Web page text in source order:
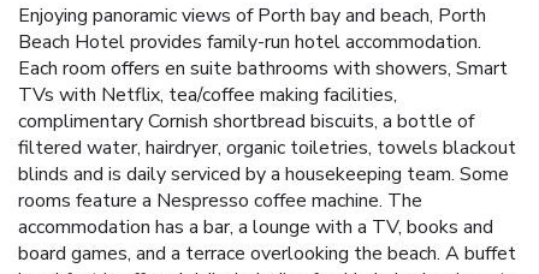
Enjoying panoramic views of Porth bay and beach, Porth
Beach Hotel provides family-run hotel accommodation.
Each room offers en suite bathrooms with showers, Smart
TVs with Netflix, tea/coffee making facilities,
complimentary Cornish shortbread biscuits, a bottle of
filtered water, hairdryer, organic toiletries, towels blackout
blinds and is daily serviced by a housekeeping team. Some
rooms feature a Nespresso coffee machine. The
accommodation has a bar, a lounge with a TV, books and
board games, and a terrace overlooking the beach. A buffet